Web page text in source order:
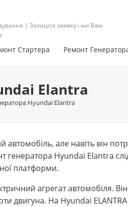
| Залиште заявку і ми Вам
Стартера Ремонт
Elantra
Hyundai Elantra
автомобіль, але навіть він
генератора Hyundai Elantra
платформи.
агрегат автомобіля.
двигуна. На Hyundai